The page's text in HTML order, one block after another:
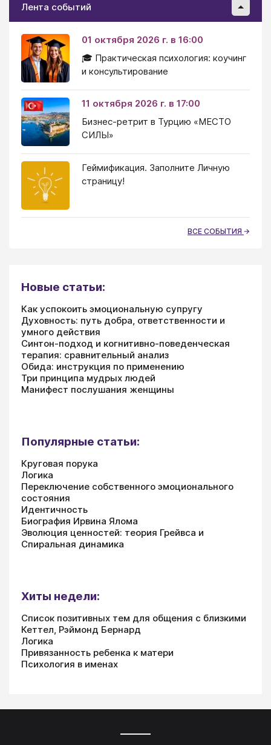
Лента событий
01 октября 2026 г. в 16:00
🎓 Практическая психология: коучинг
и консультирование
11 октября 2026 г. в 17:00
Бизнес-ретрит в Турцию «МЕСТО
СИЛЫ»
Геймификация. Заполните Личную
страницу!
ВСЕ СОБЫТИЯ
Новые статьи:
Как успокоить эмоциональную супругу
Духовность: путь добра, ответственности и
умного действия
Синтон-подход и когнитивно-поведенческая
терапия: сравнительный анализ
Обида: инструкция по применению
Три принципа мудрых людей
Манифест послушания женщины
Популярные статьи:
Круговая порука
Логика
Переключение собственного эмоционального
состояния
Идентичность
Биография Ирвина Ялома
Эволюция ценностей: теория Грейвса и
Спиральная динамика
Хиты недели:
Список позитивных тем для общения с близкими
Кеттел, Рэймонд Бернард
Логика
Привязанность ребенка к матери
Психология в именах